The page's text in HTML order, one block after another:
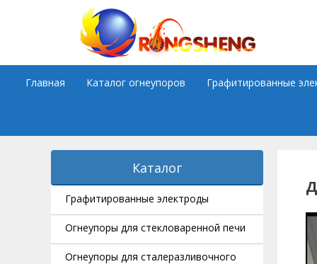
Главная Каталог огнеупоров Графитированные
Каталог
Графитированные электроды
Огнеупоры для стекловаренной печи
Огнеупоры для сталеразливочного